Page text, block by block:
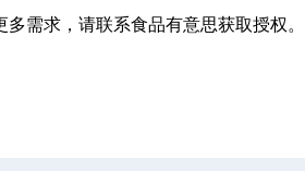
需求，请联系食品有意思获取授权。